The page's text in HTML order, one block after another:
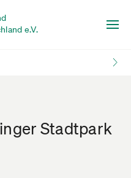
e.V.
Stadtpark